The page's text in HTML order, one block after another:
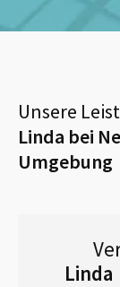
Unsere
Linda bei
Umgebung